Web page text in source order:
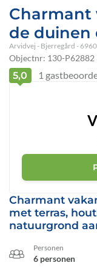
Charmant
de duinen
Arvidvej - Bjerregård - 6960
Objectnr: 130-P62882
Charmant
met terras,
natuurgrond
Personen
6 personen
5,0 1